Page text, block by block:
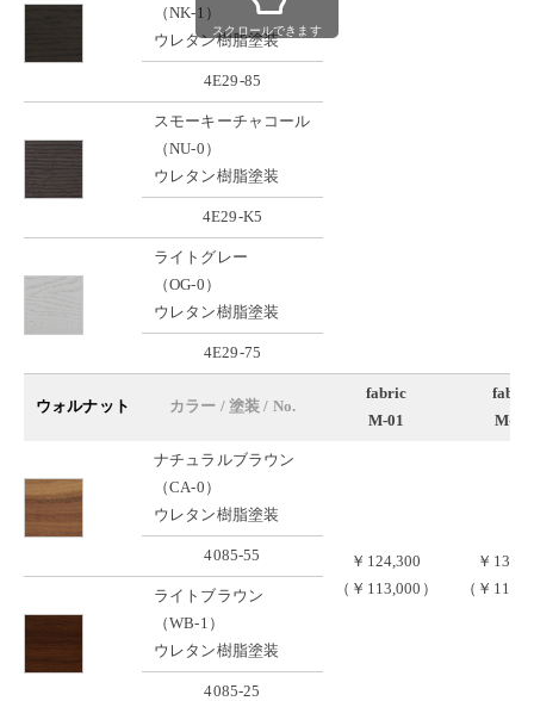
（NK-1）
ウレタン樹脂塗装
4E29-85
スモーキーチャコール
（NU-0）
ウレタン樹脂塗装
4E29-K5
ライトグレー
（OG-0）
ウレタン樹脂塗装
4E29-75
ウォルナット カラー / 塗装 / No.
fabric
M-01
fabric
M-02
ナチュラルブラウン
（CA-0）
ウレタン樹脂塗装
￥124,300
（￥113,000）
￥
（￥
4085-55
ライトブラウン
（WB-1）
ウレタン樹脂塗装
4085-25
スクロールできます